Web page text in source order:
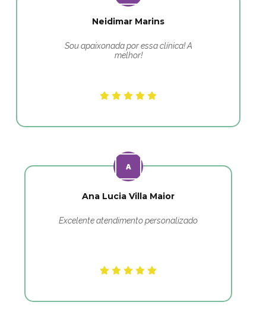
Neidimar Marins
Sou apaixonada por essa clínica! A
melhor!
Ana Lucia Villa Maior
Excelente atendimento personalizado